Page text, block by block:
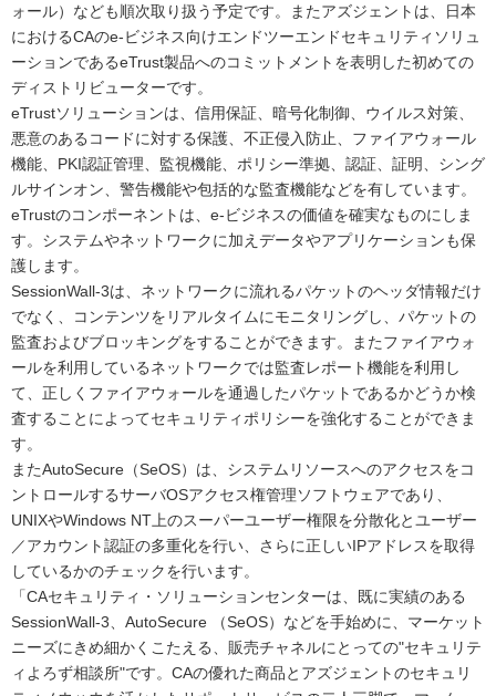
ォール）なども順次取り扱う予定です。またアズジェントは、日本
におけるCAのe-ビジネス向けエンドツーエンドセキュリティソリュ
ーションであるeTrust製品へのコミットメントを表明した初めての
ディストリビューターです。
eTrustソリューションは、信用保証、暗号化制御、ウイルス対策、
悪意のあるコードに対する保護、不正侵入防止、ファイアウォール
機能、PKI認証管理、監視機能、ポリシー準拠、認証、証明、シング
ルサインオン、警告機能や包括的な監査機能などを有しています。
eTrustのコンポーネントは、e-ビジネスの価値を確実なものにしま
す。システムやネットワークに加えデータやアプリケーションも保
護します。
SessionWall-3は、ネットワークに流れるパケットのヘッダ情報だけ
でなく、コンテンツをリアルタイムにモニタリングし、パケットの
監査およびブロッキングをすることができます。またファイアウォ
ールを利用しているネットワークでは監査レポート機能を利用し
て、正しくファイアウォールを通過したパケットであるかどうか検
査することによってセキュリティポリシーを強化することができま
す。
またAutoSecure（SeOS）は、システムリソースへのアクセスをコ
ントロールするサーバOSアクセス権管理ソフトウェアであり、
UNIXやWindows NT上のスーパーユーザー権限を分散化とユーザー
／アカウント認証の多重化を行い、さらに正しいIPアドレスを取得
しているかのチェックを行います。
「CAセキュリティ・ソリューションセンターは、既に実績のある
SessionWall-3、AutoSecure （SeOS）などを手始めに、マーケット
ニーズにきめ細かくこたえる、販売チャネルにとっての"セキュリテ
ィよろず相談所"です。CAの優れた商品とアズジェントのセキュリ